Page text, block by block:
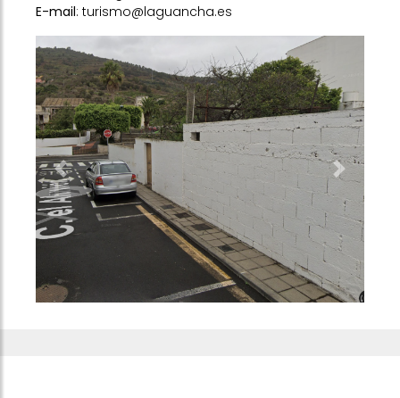
E-mail: turismo@laguancha.es
Previous Next